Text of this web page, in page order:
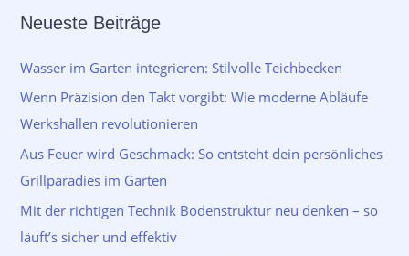
Neueste Beiträge
Wasser im Garten integrieren: Stilvolle Teichbecken
Wenn Präzision den Takt vorgibt: Wie moderne Abläufe
Werkshallen revolutionieren
Aus Feuer wird Geschmack: So entsteht dein persönliches
Grillparadies im Garten
Mit der richtigen Technik Bodenstruktur neu denken – so
läuft’s sicher und effektiv